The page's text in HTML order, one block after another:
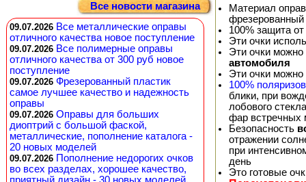
Все новости магазина
09.07.2026 Все металлические оправы
отличного качества новое поступление
09.07.2026 Все полимерные оправы
отличного качества от 300 руб новое
поступление
09.07.2026 Фрезерованный пластик
самое лучшее качество и надежность
оправы
09.07.2026 Оправы для больших
диоптрий с большой фаской,
металлические, пополнение каталога -
20 новых моделей
09.07.2026 Пополнение недорогих очков
во всех разделах, хорошее качество,
Материал
фрезерованный
100% защита
Эти очки
Эти очки
автомобиля
Эти очки
100%
блики, при
лобового
фар встречных
Безопасность
отражении
при
день
Это готовые